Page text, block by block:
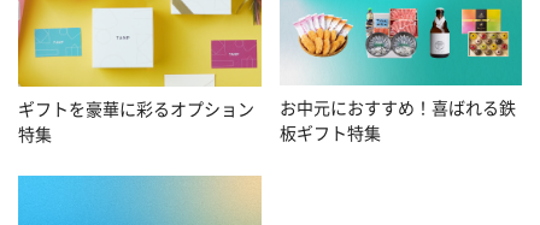
ギフトを豪華に彩るオプション
特集
お中元におすすめ！喜ばれる鉄
板ギフト特集